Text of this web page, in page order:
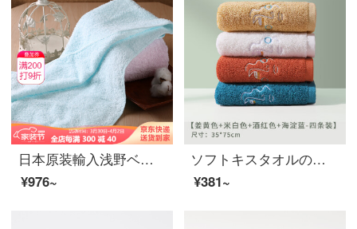
日本原装輸入浅野ベビータオル純綿強吸水ティッシュ柔らかで快適な速乾洗フェイスタオル32*85 cm清風ブルー32*85 cm
¥976~
ソフトキスタオルの純綿を厚くして、四季カップルの大人男女タオルを増やします。家庭用綿100%の顔を洗ってください。子供用タオルは可愛いです。水を吸い込んで、顔タオルを拭いてください。四つの服は青＋赤＋黄＋白です。
¥381~